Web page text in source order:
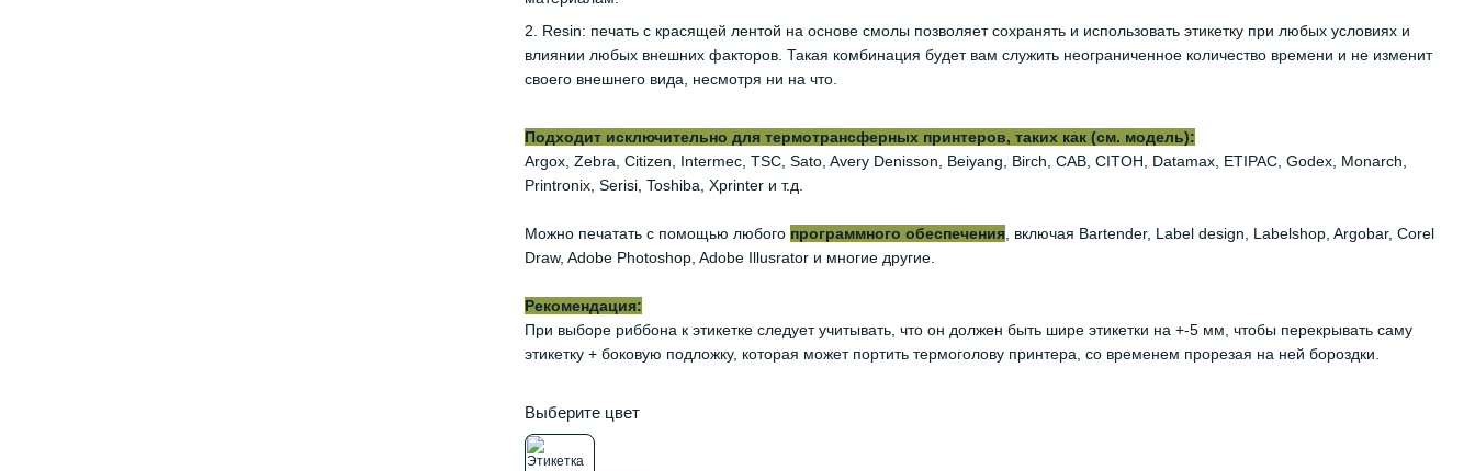
2. Resin: печать с красящей лентой на основе смолы позволяет сохранять и использовать этикетку при любых условиях и
влиянии любых внешних факторов. Такая комбинация будет вам служить неограниченное количество времени и не изменит
своего внешнего вида, несмотря ни на что.
Подходит исключительно для термотрансферных принтеров, таких как (см. модель):
Argox, Zebra, Citizen, Intermec, TSC, Sato, Avery Denisson, Beiyang, Birch, CAB, CITOH, Datamax, ETIPAC, Godex, Monarch,
Printronix, Serisi, Toshiba, Xprinter и т.д.
Можно печатать с помощью любого программного обеспечения , включая Bartender, Label design, Labelshop, Argobar, Corel
Draw, Adobe Photoshop, Adobe Illusrator и многие другие.
Рекомендация:
При выборе риббона к этикетке следует учитывать, что он должен быть шире этикетки на +-5 мм, чтобы перекрывать саму
этикетку + боковую подложку, которая может портить термоголову принтера, со временем прорезая на ней бороздки.
Выберите цвет